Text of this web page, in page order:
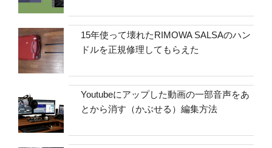
15年使って壊れたRIMOWA SALSAのハン
ドルを正規修理してもらえた
Youtubeにアップした動画の一部音声をあ
とから消す（かぶせる）編集方法